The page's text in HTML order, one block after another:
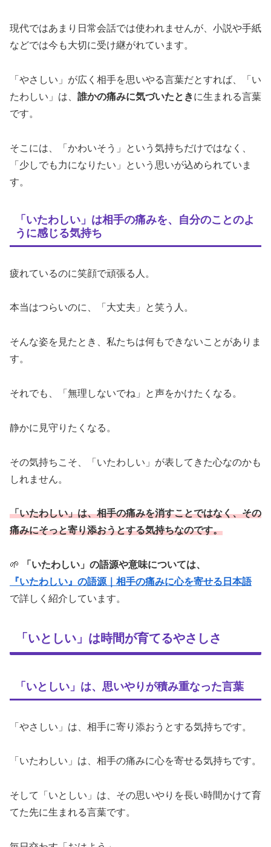
現代ではあまり日常会話では使われませんが、小説や手紙
などでは今も大切に受け継がれています。
「やさしい」が広く相手を思いやる言葉だとすれば、「い
たわしい」は、 誰かの痛みに気づいたときに生まれる言葉
です。
そこには、「かわいそう」という気持ちだけではなく、
「少しでも力になりたい」という思いが込められていま
す。
「いたわしい」は相手の痛みを、自分のことのよ
うに感じる気持ち
疲れているのに笑顔で頑張る人。
本当はつらいのに、「大丈夫」と笑う人。
そんな姿を見たとき、私たちは何もできないことがありま
す。
それでも、「無理しないでね」と声をかけたくなる。
静かに見守りたくなる。
その気持ちこそ、「いたわしい」が表してきた心なのかも
しれません。
「いたわしい」は、相手の痛みを消すことではなく、その
痛みにそっと寄り添おうとする気持ちなのです。
🌱
「いたわしい」の語源や意味については、
『いたわしい』の語源｜相手の痛みに心を寄せる日本語
で詳しく紹介しています。
「いとしい」は時間が育てるやさしさ
「いとしい」は、思いやりが積み重なった言葉
「やさしい」は、相手に寄り添おうとする気持ちです。
「いたわしい」は、相手の痛みに心を寄せる気持ちです。
そして「いとしい」は、その思いやりを長い時間かけて育
てた先に生まれる言葉です。